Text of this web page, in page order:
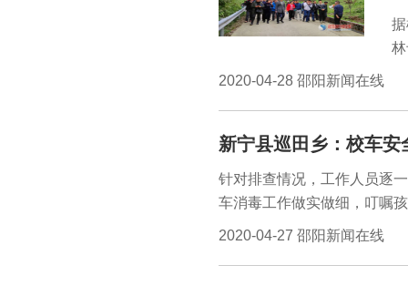
到
2020-04-28 邵阳新闻在线
新宁县巡田乡：校车
针对排查情况，工作人员逐
车消毒工作做实做细，叮嘱
们宣传安全知识，提升安全
2020-04-27 邵阳新闻在线